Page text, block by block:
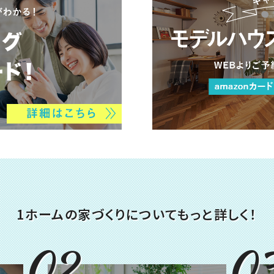
1ホームの家づくりについてもっと詳しく！